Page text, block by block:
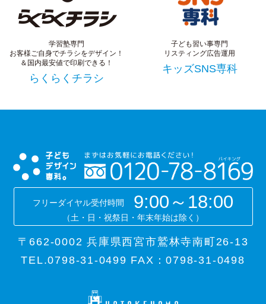
学習塾専門
お客様ご自身でチラシをデザイン！
＆国内最安値で印刷できる！
らくらくチラシ
子ども習い事専門
リスティング広告運用
キッズSNS専科
フリーダイヤル受付時間 9:00～18:00
（土・日・祝祭日・年末年始は除く）
〒662-0002 兵庫県西宮市鷲林寺南町26-13
TEL.0798-31-0499 FAX：0798-31-0498